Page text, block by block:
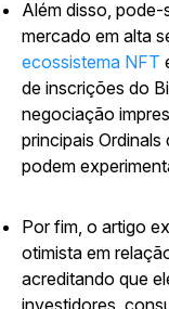
Além disso, pode-
mercado em alta
ecossistema NFT
de inscrições do
negociação
principais
podem
Por fim, o artigo
otimista em
acreditando que